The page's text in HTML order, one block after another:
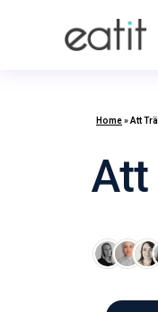
Home»Att
Att